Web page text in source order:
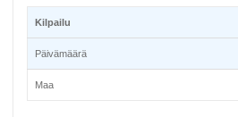
Kilpailu
Päivämäärä
Maa